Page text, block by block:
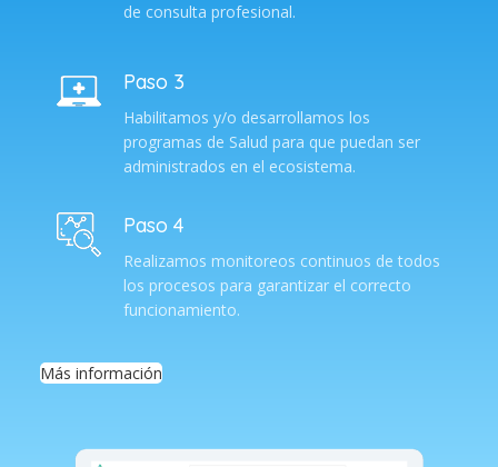
de consulta profesional.
Paso 3
Habilitamos y/o desarrollamos los
programas de Salud para que puedan ser
administrados en el ecosistema.
Paso 4
Realizamos monitoreos continuos de todos
los procesos para garantizar el correcto
funcionamiento.
Más información